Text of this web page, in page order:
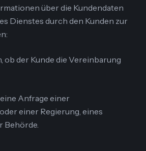
über die Kundendaten
Dienstes durch den Kunden zur
ob der Kunde die Vereinbarung
Anfrage einer
einer Regierung, eines
Behörde.